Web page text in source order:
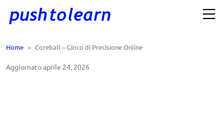
Home > Coreball – Gioco di Precisione Online
Aggiornato aprile 24, 2026